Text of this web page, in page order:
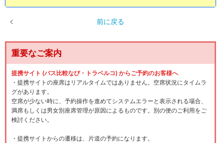
前に戻る
重要なご案内
提携サイト (バス比較なび・トラベルコ) からご予約のお客様へ
・提携サイトの座席はリアルタイムではありません。空席状況にタイムラ
グがあります。
空席が少ない時に、予約操作を進めてシステムエラーと表示される場合、
満席もしくは男女別座席管理が原因によるものです。別の便のご利用をご
検討ください。
・提携サイトからの遷移は、片道の予約になります。